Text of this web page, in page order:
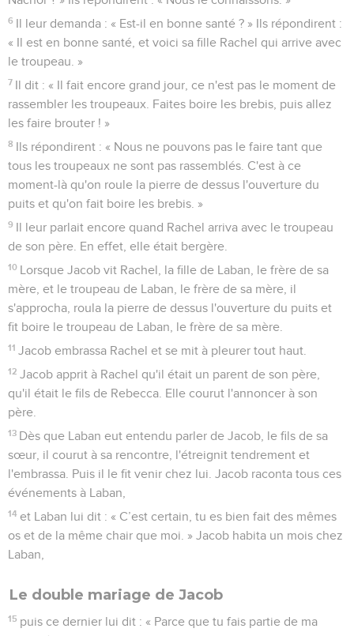
6 Il leur demanda : « Est-il en bonne santé ? » Ils répondirent :
« Il est en bonne santé, et voici sa fille Rachel qui arrive avec
le troupeau. »
7 Il dit : « Il fait encore grand jour, ce n'est pas le moment de
rassembler les troupeaux. Faites boire les brebis, puis allez
les faire brouter ! »
8 Ils répondirent : « Nous ne pouvons pas le faire tant que
tous les troupeaux ne sont pas rassemblés. C'est à ce
moment-là qu'on roule la pierre de dessus l'ouverture du
puits et qu'on fait boire les brebis. »
9 Il leur parlait encore quand Rachel arriva avec le troupeau
de son père. En effet, elle était bergère.
10 Lorsque Jacob vit Rachel, la fille de Laban, le frère de sa
mère, et le troupeau de Laban, le frère de sa mère, il
s'approcha, roula la pierre de dessus l'ouverture du puits et
fit boire le troupeau de Laban, le frère de sa mère.
11 Jacob embrassa Rachel et se mit à pleurer tout haut.
12 Jacob apprit à Rachel qu'il était un parent de son père,
qu'il était le fils de Rebecca. Elle courut l'annoncer à son
père.
13 Dès que Laban eut entendu parler de Jacob, le fils de sa
sœur, il courut à sa rencontre, l'étreignit tendrement et
l'embrassa. Puis il le fit venir chez lui. Jacob raconta tous ces
événements à Laban,
14 et Laban lui dit : « C’est certain, tu es bien fait des mêmes
os et de la même chair que moi. » Jacob habita un mois chez
Laban,
Le double mariage de Jacob
15 puis ce dernier lui dit : « Parce que tu fais partie de ma